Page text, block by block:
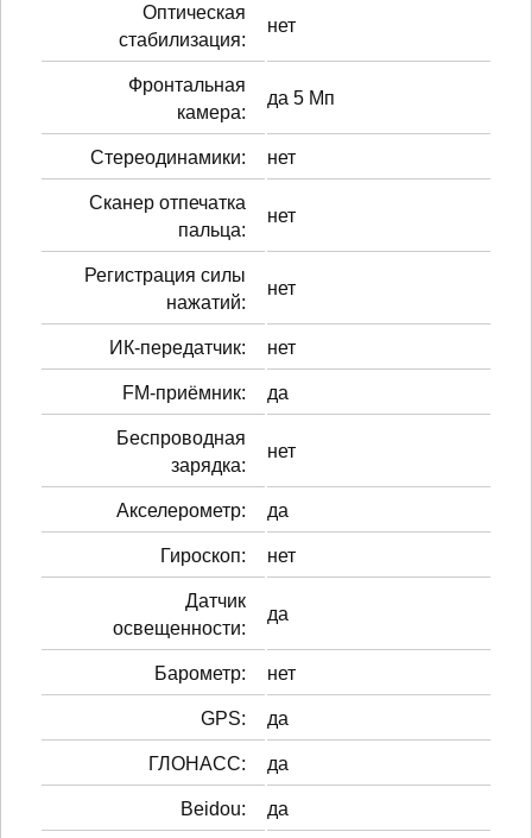
Оптическая
стабилизация:
нет
Фронтальная
камера:
да 5 Мп
Стереодинамики: нет
Сканер отпечатка
пальца:
нет
Регистрация силы
нажатий:
нет
ИК-передатчик: нет
FM-приёмник: да
Беспроводная
зарядка:
нет
Акселерометр: да
Гироскоп: нет
Датчик
освещенности:
да
Барометр: нет
GPS: да
ГЛОНАСС: да
Beidou: да